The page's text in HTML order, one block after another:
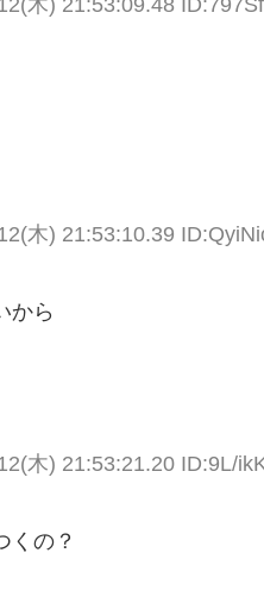
木) 21:53:09.48
木) 21:53:10.39
から
木) 21:53:21.20 ID:9L/
くの？